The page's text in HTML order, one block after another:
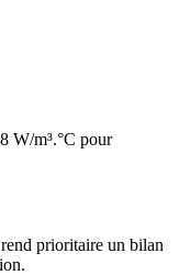
W/m³.°C pour
prioritaire un bilan